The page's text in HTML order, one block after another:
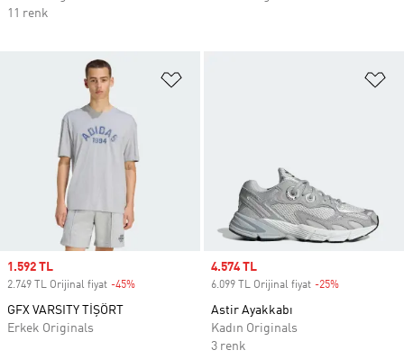
11 renk
Sale price
1.592 TL
2.749 TL Orijinal fiyat -45%
GFX VARSITY TİŞÖRT
Erkek Originals
Sale price
4.574 TL
6.099 TL Orijinal fiyat -25%
Astir Ayakkabı
Kadın Originals
3 renk